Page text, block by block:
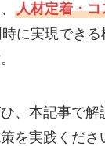
人材定着・
に実現でき
、本記事で解
を実践くださ